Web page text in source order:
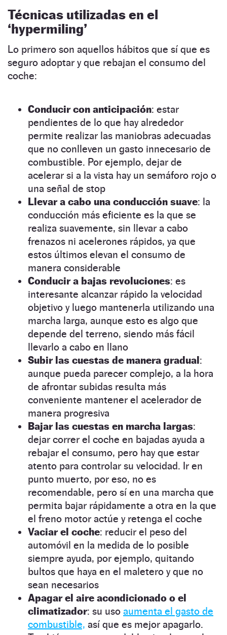
Técnicas utilizadas en el
‘hypermiling’
Lo primero son aquellos hábitos que sí que es
seguro adoptar y que rebajan el consumo del
coche:
Conducir con anticipación: estar
pendientes de lo que hay alrededor
permite realizar las maniobras adecuadas
que no conlleven un gasto innecesario de
combustible. Por ejemplo, dejar de
acelerar si a la vista hay un semáforo rojo o
una señal de stop
Llevar a cabo una conducción suave: la
conducción más eficiente es la que se
realiza suavemente, sin llevar a cabo
frenazos ni acelerones rápidos, ya que
estos últimos elevan el consumo de
manera considerable
Conducir a bajas revoluciones: es
interesante alcanzar rápido la velocidad
objetivo y luego mantenerla utilizando una
marcha larga, aunque esto es algo que
depende del terreno, siendo más fácil
llevarlo a cabo en llano
Subir las cuestas de manera gradual:
aunque pueda parecer complejo, a la hora
de afrontar subidas resulta más
conveniente mantener el acelerador de
manera progresiva
Bajar las cuestas en marcha largas:
dejar correr el coche en bajadas ayuda a
rebajar el consumo, pero hay que estar
atento para controlar su velocidad. Ir en
punto muerto, por eso, no es
recomendable, pero sí en una marcha que
permita bajar rápidamente a otra en la que
el freno motor actúe y retenga el coche
Vaciar el coche: reducir el peso del
automóvil en la medida de lo posible
siempre ayuda, por ejemplo, quitando
bultos que haya en el maletero y que no
sean necesarios
Apagar el aire acondicionado o el
climatizador: su uso aumenta el gasto de
combustible, así que es mejor apagarlo.